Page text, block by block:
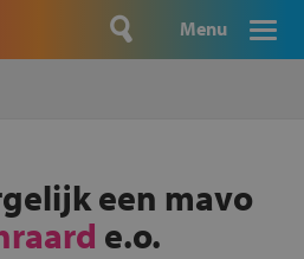
Menu
een mavo
e.o.